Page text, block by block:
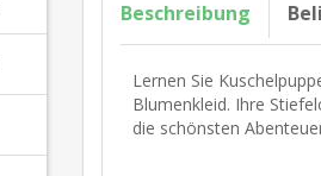
Beschreibung
Lernen Sie
Blumenkleid. Ihre
die schönsten